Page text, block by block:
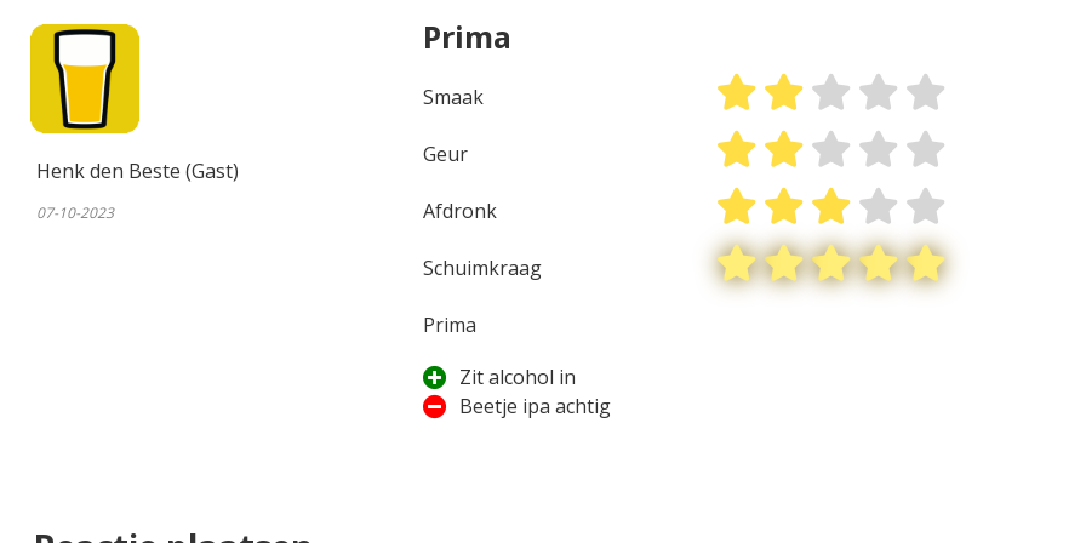
Henk den Beste (Gast)
07-10-2023
Prima
Smaak
Geur
Afdronk
Schuimkraag
Prima
Zit alcohol in
Beetje ipa achtig